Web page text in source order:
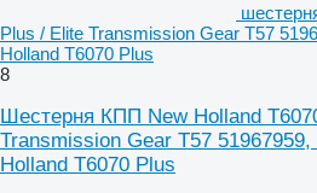
Plus / Elite Transmission Gear T57
Holland T6070 Plus
8
Шестерня КПП New Holland
Transmission Gear T57
Holland T6070 Plus